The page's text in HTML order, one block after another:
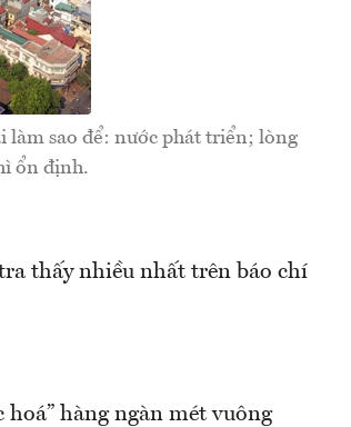
làm sao để: nước phát triển; lòng
ổn định.
thấy nhiều nhất trên báo chí
hàng ngàn mét vuông